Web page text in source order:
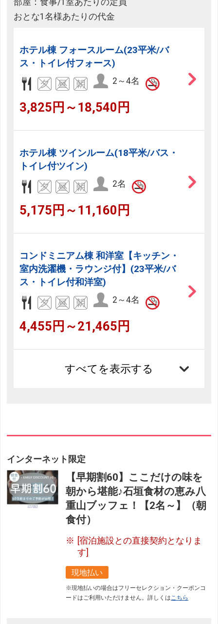
部屋：食事/1室あたりの定員
おとな1名様あたりの代金
ホテル棟 フォースルーム(23平米/バ
ス・トイレ付フォース)
2～4名
3,825円～18,540円
ホテル棟 ツインルーム(18平米/バス・
トイレ付ツイン)
2名
5,175円～11,160円
コンドミニアム棟 和洋室【キッチン・
室内洗濯機・ラウンジ付】(23平米/バ
ス・トイレ付和洋室)
2～4名
4,455円～21,465円
すべてを表示する
インターネット限定
【早期割60】ここだけの味を
朝から堪能♪石垣食材の恵み八
重山ブッフェ！【2名～】（朝
食付）
[宿泊施設との直接契約となりま
す]
現地払い
※現地払いの場合はフリーセレクション・クーポンコ
ードはご利用いただけません。詳しくはこちら